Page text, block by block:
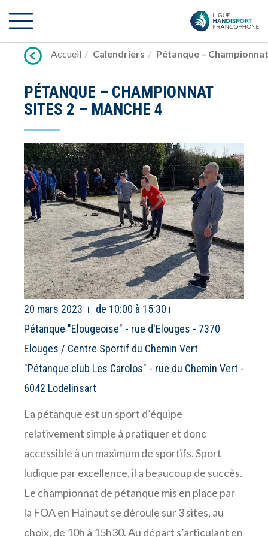
vers
Accueil
Calendriers Pétanque –
PÉTANQUE – CHAMPIONNAT
SITES 2 – MANCHE 4
20 mars 2023
de 10:00 à 15:30
Pétanque "Elougeoise" - rue d'Elouges - 7370
Elouges / Centre Sportif du Chemin Vert
"Pétanque club Les Carolos" - rue du Chemin Vert -
6042 Lodelinsart
La pétanque est un sport d’équipe
relativement simple à pratiquer et donc
accessible à un maximum de sportifs. Sport
ludique par excellence, il a beaucoup de succès.
Le championnat de pétanque mis en place par
la FOA en Hainaut se déroule sur 3 sites, au
choix, de 10h à 15h30. Au départ s’articulant en